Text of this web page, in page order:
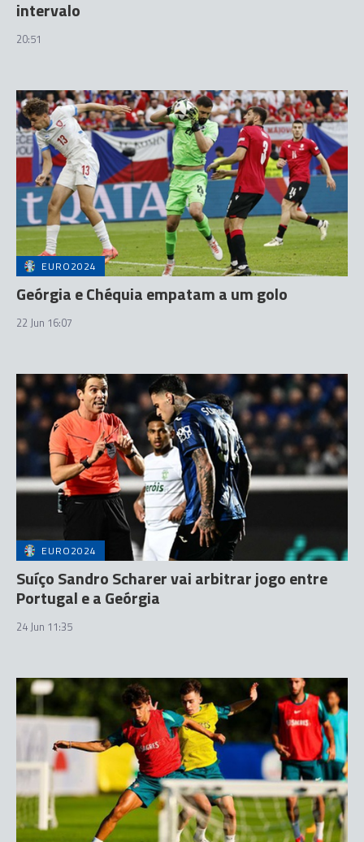
intervalo
20:51
EURO2024
Geórgia e Chéquia empatam a um golo
22 Jun 16:07
EURO2024
Suíço Sandro Scharer vai arbitrar jogo entre
Portugal e a Geórgia
24 Jun 11:35